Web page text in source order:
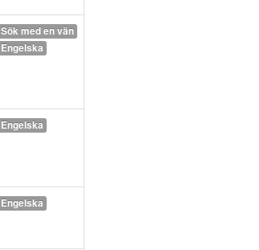
Sök med en vän
Engelska
Engelska
Engelska